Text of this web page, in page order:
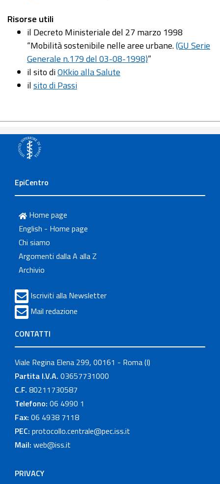
Risorse utili
il Decreto Ministeriale del 27 marzo 1998
“Mobilità sostenibile nelle aree urbane.(GU Serie
Generale n.179 del 03-08-1998)”
il sito diOKkio alla Salute
ilsito di Passi
EpiCentro
Home page
English - Home page
Chi siamo
Argomenti dalla A alla Z
Archivio
Iscriviti alla Newsletter
Mail redazione
CONTATTI
Viale Regina Elena 299, 00161 - Roma (I)
Partita I.V.A. 03657731000
C.F. 80211730587
Telefono: 06 4990 1
Fax: 06 4938 7118
PEC: protocollo.centrale@pec.iss.it
Mail: web@iss.it
PRIVACY